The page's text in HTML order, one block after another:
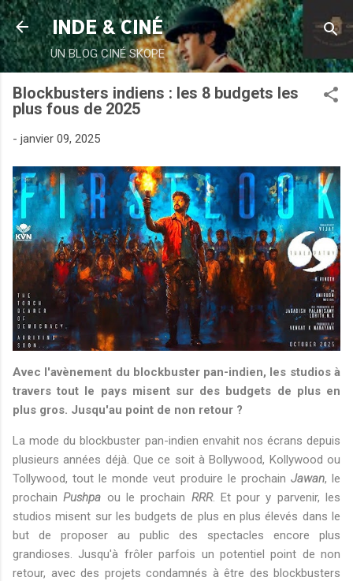
Accéder au contenu principal
INDE & CINÉ
UN BLOG CINÉ SKOPE
Blockbusters indiens : les 8 budgets les
plus fous de 2025
- janvier 09, 2025
Avec l'avènement du blockbuster pan-indien, les studios à
travers tout le pays misent sur des budgets de plus en
plus gros. Jusqu'au point de non retour ?
La mode du blockbuster pan-indien envahit nos écrans depuis
plusieurs années déjà. Que ce soit à Bollywood, Kollywood ou
Tollywood, tout le monde veut produire le prochain Jawan, le
prochainPushpa ou le prochain RRR. Et pour y parvenir, les
studios misent sur les budgets de plus en plus élevés dans le
but de proposer au public des spectacles encore plus
grandioses. Jusqu'à frôler parfois un potentiel point de non
retour, avec des projets condamnés à être des blockbusters